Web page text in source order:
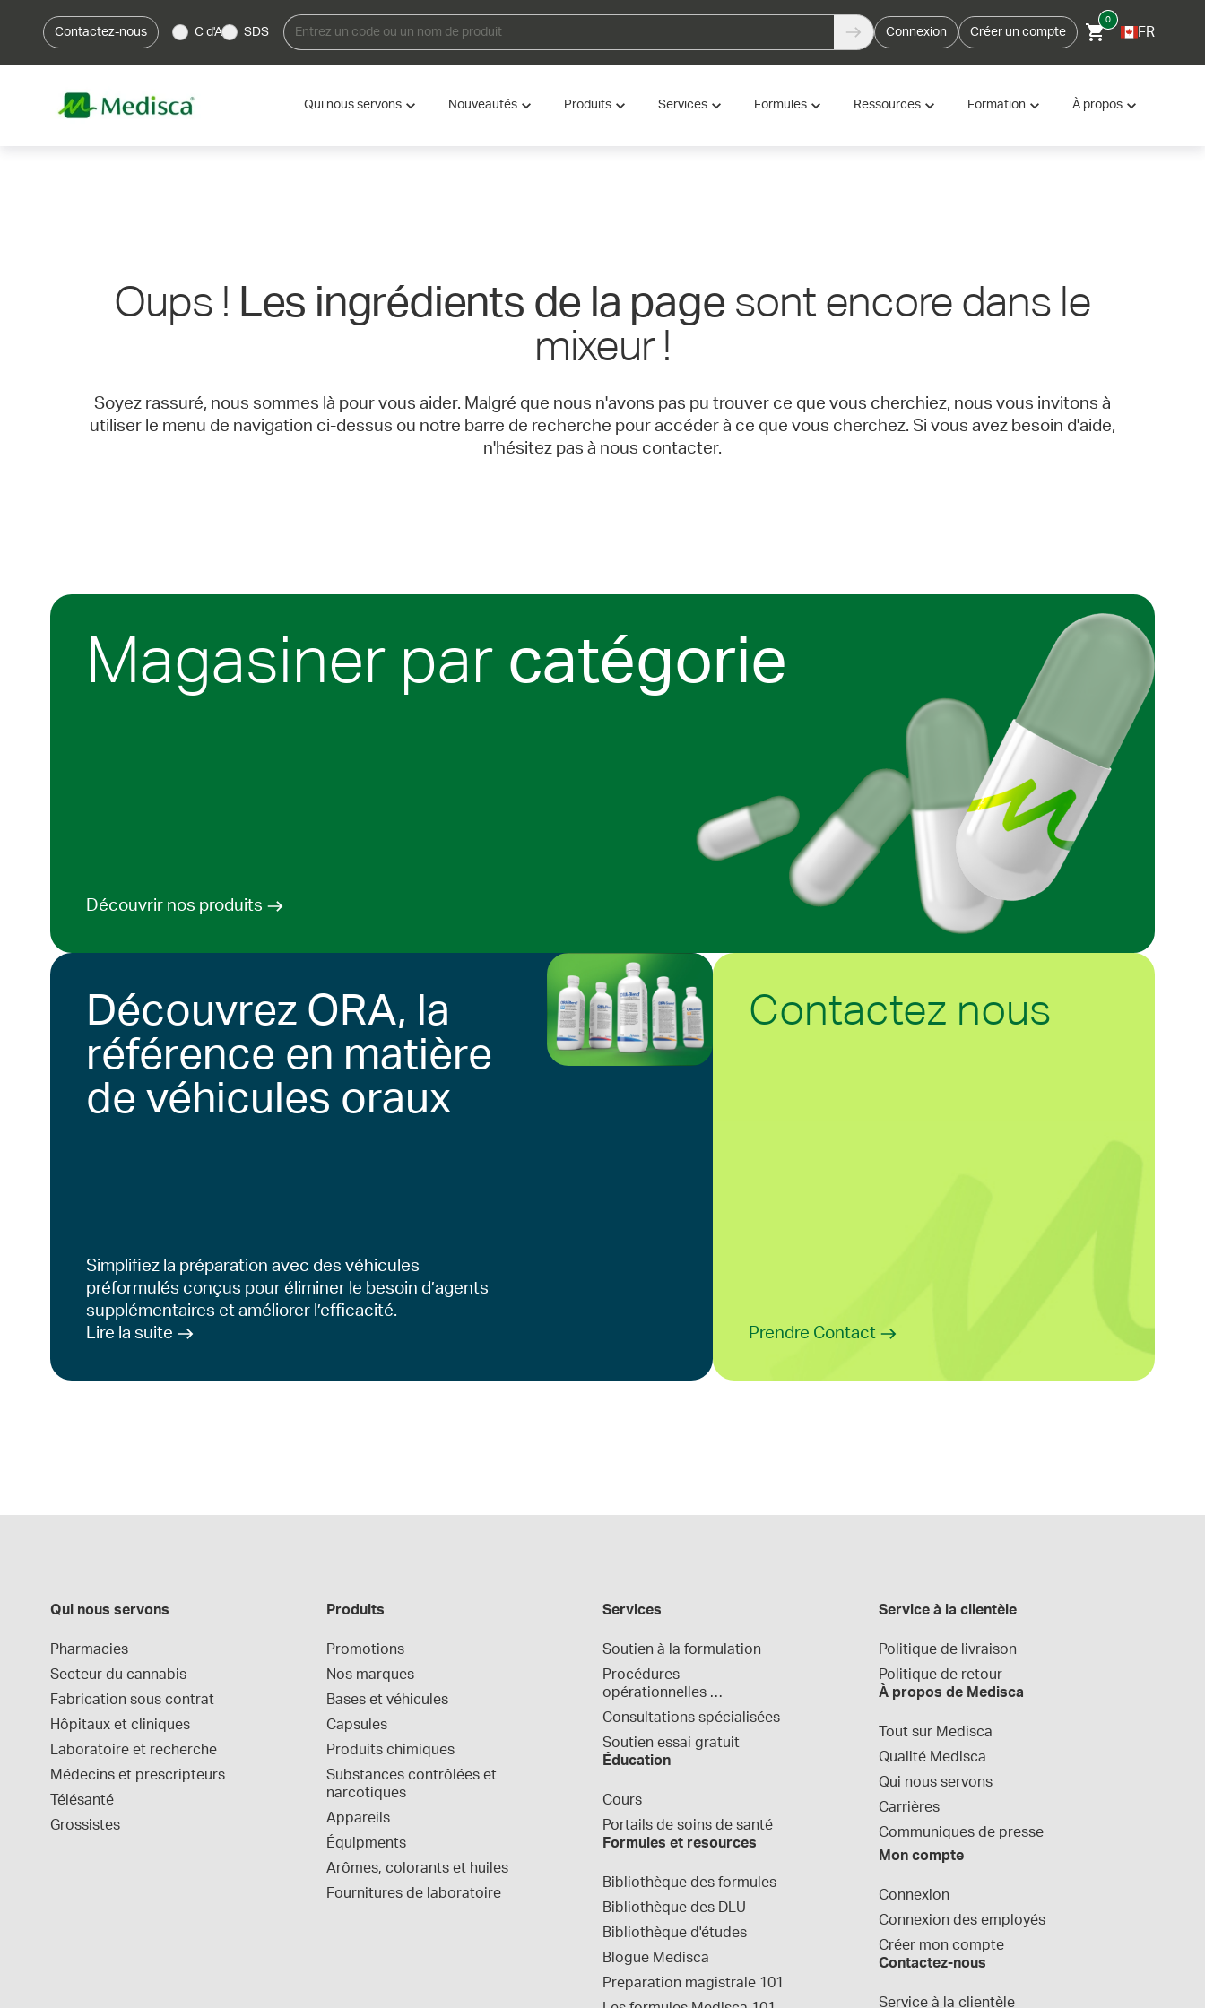
Contactez-nous C d'A SDS Connexion Créer un compte
0
FR
Qui nous servons Nouveautés Produits Services Formules Ressources Formation À propos
Oups ! Les ingrédients de la page sont encore dans le
mixeur !
Soyez rassuré, nous sommes là pour vous aider. Malgré que nous n'avons pas pu trouver ce que vous cherchiez, nous vous invitons à
utiliser le menu de navigation ci-dessus ou notre barre de recherche pour accéder à ce que vous cherchez. Si vous avez besoin d'aide,
n'hésitez pas à nous contacter.
Magasiner par catégorie
Découvrir nos produits
Découvrez ORA, la
référence en matière
de véhicules oraux
Simplifiez la préparation avec des véhicules
préformulés conçus pour éliminer le besoin d’agents
supplémentaires et améliorer l’efficacité.
Lire la suite
Contactez nous
Prendre Contact
Qui nous servons
Pharmacies
Secteur du cannabis
Fabrication sous contrat
Hôpitaux et cliniques
Laboratoire et recherche
Médecins et prescripteurs
Télésanté
Grossistes
Produits
Promotions
Nos marques
Bases et véhicules
Capsules
Produits chimiques
Substances contrôlées et
narcotiques
Appareils
Équipments
Arômes, colorants et huiles
Fournitures de laboratoire
Services
Soutien à la formulation
Procédures
opérationnelles
normalisées
Consultations spécialisées
Soutien essai gratuit
Éducation
Cours
Portails de soins de santé
Formules et resources
Bibliothèque des formules
Bibliothèque des DLU
Bibliothèque d'études
Blogue Medisca
Preparation magistrale 101
Service à la clientèle
Politique de livraison
Politique de retour
À propos de Medisca
Tout sur Medisca
Qualité Medisca
Qui nous servons
Carrières
Communiques de presse
Mon compte
Connexion
Connexion des employés
Créer mon compte
Contactez-nous
Service à la clientèle